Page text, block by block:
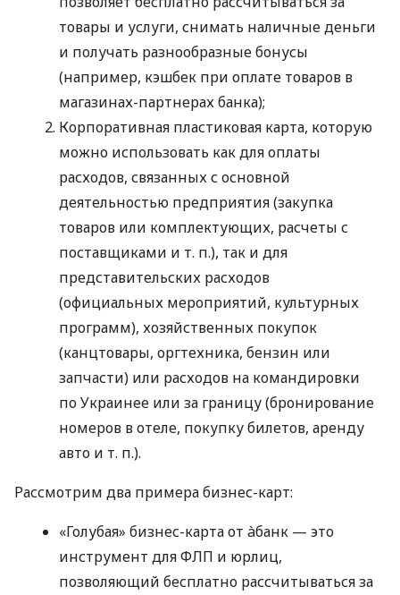
товары и услуги, снимать наличные деньги
и получать разнообразные бонусы
(например, кэшбек при оплате товаров в
магазинах-партнерах банка);
Корпоративная пластиковая карта, которую
можно использовать как для оплаты
расходов, связанных с основной
деятельностью предприятия (закупка
товаров или комплектующих, расчеты с
поставщиками и т. п.), так и для
представительских расходов
(официальных мероприятий, культурных
программ), хозяйственных покупок
(канцтовары, оргтехника, бензин или
запчасти) или расходов на командировки
по Украинее или за границу (бронирование
номеров в отеле, покупку билетов, аренду
авто и т. п.).
Рассмотрим два примера бизнес-карт:
«Голубая» бизнес-карта от àбанк — это
инструмент для ФЛП и юрлиц,
позволяющий бесплатно рассчитываться за